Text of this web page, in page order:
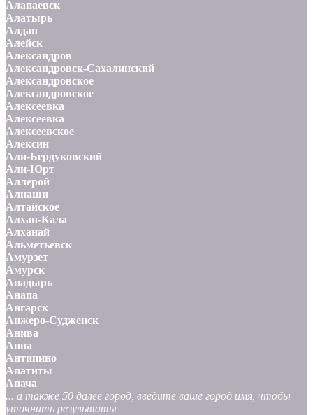
Алапаевск
Алатырь
Алдан
Алейск
Александров
Александровск-Сахалинский
Александровское
Александровское
Алексеевка
Алексеевка
Алексеевское
Алексин
Али-Бердуковский
Али-Юрт
Аллерой
Алнаши
Алтайское
Алхан-Кала
Алханай
Альметьевск
Амурзет
Амурск
Анадырь
Анапа
Ангарск
Анжеро-Судженск
Анива
Анна
Антипино
Апатиты
Апача
... а также 50 далее город, введите ваше город имя, чтобы
уточнить результаты